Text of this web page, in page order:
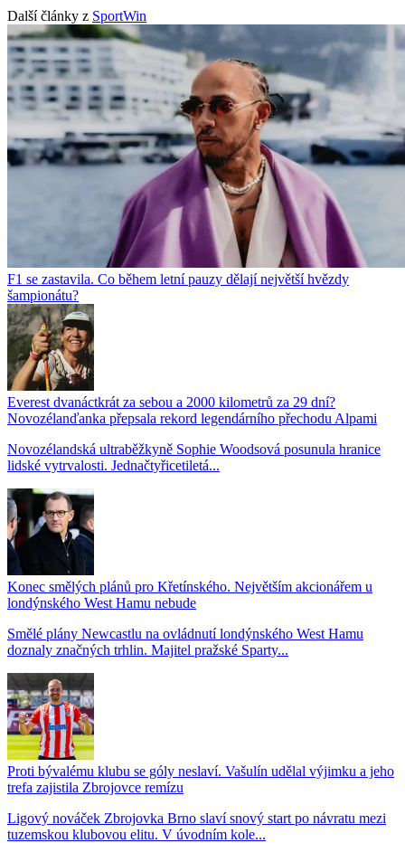
Další články z SportWin
F1 se zastavila. Co během letní pauzy dělají největší hvězdy
šampionátu?
Everest dvanáctkrát za sebou a 2000 kilometrů za 29 dní?
Novozélanďanka přepsala rekord legendárního přechodu Alpami
Novozélandská ultraběžkyně Sophie Woodsová posunula hranice
lidské vytrvalosti. Jednačtyřicetiletá...
Konec smělých plánů pro Křetínského. Největším akcionářem u
londýnského West Hamu nebude
Smělé plány Newcastlu na ovládnutí londýnského West Hamu
doznaly značných trhlin. Majitel pražské Sparty...
Proti bývalému klubu se góly neslaví. Vašulín udělal výjimku a jeho
trefa zajistila Zbrojovce remízu
Ligový nováček Zbrojovka Brno slaví snový start po návratu mezi
tuzemskou klubovou elitu. V úvodním kole...